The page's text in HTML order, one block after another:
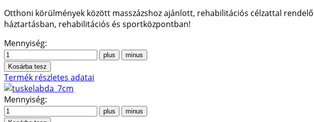
Otthoni körülmények között masszázshoz ajánlott, rehabilitációs célzattal
háztartásban, rehabilitációs és sportközpontban!
Mennyiség:
Termék részletes adatai
Mennyiség: